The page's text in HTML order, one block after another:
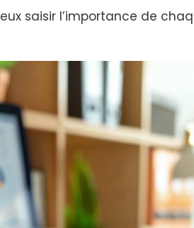
saisir l’importance de